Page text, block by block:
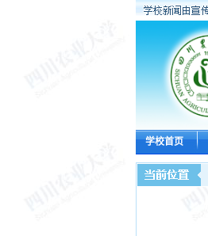
学校首页